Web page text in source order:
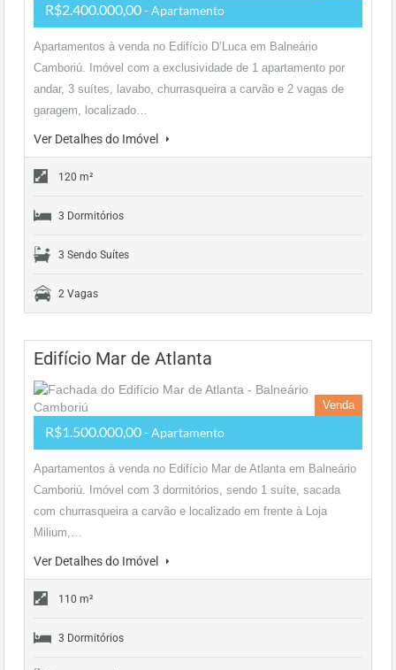
R$2.400.000,00- Apartamento
Apartamentos à venda no Edifício D’Luca em Balneário
Camboriú. Imóvel com a exclusividade de 1 apartamento por
andar, 3 suítes, lavabo, churrasqueira a carvão e 2 vagas de
garagem, localizado…
Ver Detalhes do Imóvel
120 m²
3 Dormitórios
3 Sendo Suítes
2 Vagas
Edifício Mar de Atlanta
Venda
R$1.500.000,00- Apartamento
Apartamentos à venda no Edifício Mar de Atlanta em Balneário
Camboriú. Imóvel com 3 dormitórios, sendo 1 suíte, sacada
com churrasqueira a carvão e localizado em frente à Loja
Milium,…
Ver Detalhes do Imóvel
110 m²
3 Dormitórios